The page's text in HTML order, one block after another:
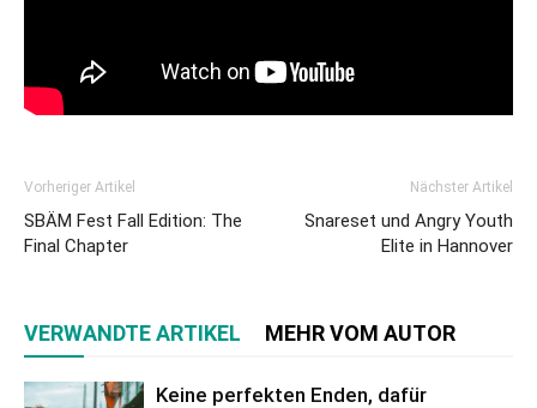
Vorheriger Artikel
SBÄM Fest Fall Edition: The
Final Chapter
Nächster Artikel
Snareset und Angry Youth
Elite in Hannover
VERWANDTE ARTIKEL MEHR VOM AUTOR
Keine perfekten Enden, dafür